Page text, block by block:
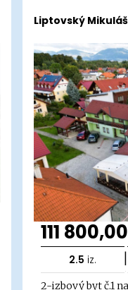
Liptovský Mikuláš
111
2.5 iz. |
2-izbový byt č.1